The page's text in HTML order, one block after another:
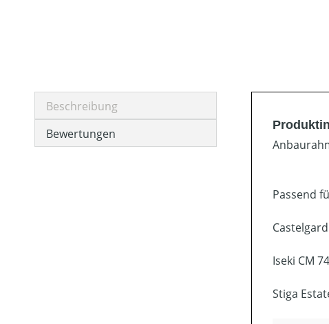
Beschreibung
Bewertungen
Passend
Iseki CM
Stiga